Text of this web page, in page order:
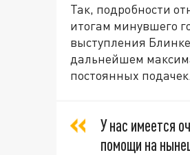
Так, подробности
итогам минувшего
выступления
дальнейшем
постоянных подачек.
У нас имеется
помощи на